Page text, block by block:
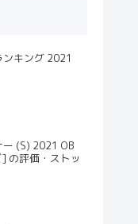
ンキング 2021
ー (S) 2021 OB
の評価・ストッ